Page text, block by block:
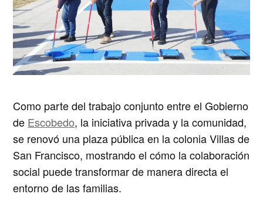
Como parte del trabajo conjunto entre el Gobierno
de Escobedo, la iniciativa privada y la comunidad,
se renovó una plaza pública en la colonia Villas de
San Francisco, mostrando el cómo la colaboración
social puede transformar de manera directa el
entorno de las familias.